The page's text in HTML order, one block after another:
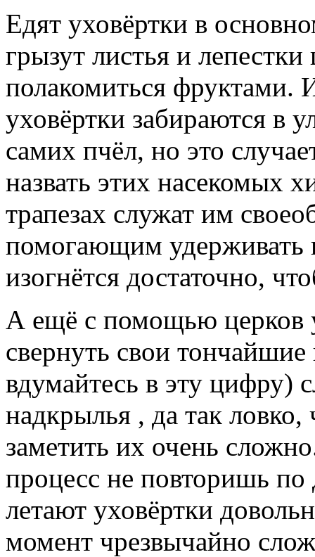
Едят уховёртки в
грызут листья и
полакомиться фруктами.
уховёртки забираются в
самих пчёл, но это
назвать этих насекомых
трапезах служат им
помогающим удерживать
изогнётся достаточно,
А ещё с помощью церков
свернуть свои
вдумайтесь в эту цифру)
надкрылья , да так
заметить их очень
процесс не повторишь по
летают уховёртки
момент чрезвычайно